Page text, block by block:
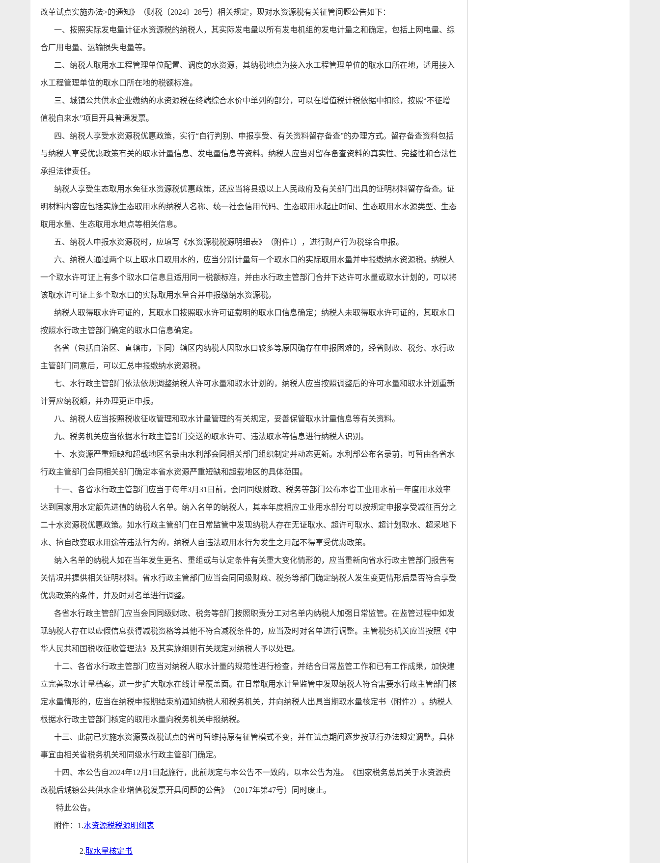
改革试点实施办法>的通知》（财税〔2024〕28号）相关规定，现对水资源税有关征管问题公告如下：
一、按照实际发电量计征水资源税的纳税人，其实际发电量以所有发电机组的发电计量之和确定，包括上网电量、综
合厂用电量、运输损失电量等。
二、纳税人取用水工程管理单位配置、调度的水资源，其纳税地点为接入水工程管理单位的取水口所在地，适用接入
水工程管理单位的取水口所在地的税额标准。
三、城镇公共供水企业缴纳的水资源税在终端综合水价中单列的部分，可以在增值税计税依据中扣除，按照“不征增
值税自来水”项目开具普通发票。
四、纳税人享受水资源税优惠政策，实行“自行判别、申报享受、有关资料留存备查”的办理方式。留存备查资料包括
与纳税人享受优惠政策有关的取水计量信息、发电量信息等资料。纳税人应当对留存备查资料的真实性、完整性和合法性
承担法律责任。
纳税人享受生态取用水免征水资源税优惠政策，还应当将县级以上人民政府及有关部门出具的证明材料留存备查。证
明材料内容应包括实施生态取用水的纳税人名称、统一社会信用代码、生态取用水起止时间、生态取用水水源类型、生态
取用水量、生态取用水地点等相关信息。
五、纳税人申报水资源税时，应填写《水资源税税源明细表》（附件1），进行财产行为税综合申报。
六、纳税人通过两个以上取水口取用水的，应当分别计量每一个取水口的实际取用水量并申报缴纳水资源税。纳税人
一个取水许可证上有多个取水口信息且适用同一税额标准，并由水行政主管部门合并下达许可水量或取水计划的，可以将
该取水许可证上多个取水口的实际取用水量合并申报缴纳水资源税。
纳税人取得取水许可证的，其取水口按照取水许可证载明的取水口信息确定；纳税人未取得取水许可证的，其取水口
按照水行政主管部门确定的取水口信息确定。
各省（包括自治区、直辖市，下同）辖区内纳税人因取水口较多等原因确存在申报困难的，经省财政、税务、水行政
主管部门同意后，可以汇总申报缴纳水资源税。
七、水行政主管部门依法依规调整纳税人许可水量和取水计划的，纳税人应当按照调整后的许可水量和取水计划重新
计算应纳税额，并办理更正申报。
八、纳税人应当按照税收征收管理和取水计量管理的有关规定，妥善保管取水计量信息等有关资料。
九、税务机关应当依据水行政主管部门交送的取水许可、违法取水等信息进行纳税人识别。
十、水资源严重短缺和超载地区名录由水利部会同相关部门组织制定并动态更新。水利部公布名录前，可暂由各省水
行政主管部门会同相关部门确定本省水资源严重短缺和超载地区的具体范围。
十一、各省水行政主管部门应当于每年3月31日前，会同同级财政、税务等部门公布本省工业用水前一年度用水效率
达到国家用水定额先进值的纳税人名单。纳入名单的纳税人，其本年度相应工业用水部分可以按规定申报享受减征百分之
二十水资源税优惠政策。如水行政主管部门在日常监管中发现纳税人存在无证取水、超许可取水、超计划取水、超采地下
水、擅自改变取水用途等违法行为的，纳税人自违法取用水行为发生之月起不得享受优惠政策。
纳入名单的纳税人如在当年发生更名、重组或与认定条件有关重大变化情形的，应当重新向省水行政主管部门报告有
关情况并提供相关证明材料。省水行政主管部门应当会同同级财政、税务等部门确定纳税人发生变更情形后是否符合享受
优惠政策的条件，并及时对名单进行调整。
各省水行政主管部门应当会同同级财政、税务等部门按照职责分工对名单内纳税人加强日常监管。在监管过程中如发
现纳税人存在以虚假信息获得减税资格等其他不符合减税条件的，应当及时对名单进行调整。主管税务机关应当按照《中
华人民共和国税收征收管理法》及其实施细则有关规定对纳税人予以处理。
十二、各省水行政主管部门应当对纳税人取水计量的规范性进行检查，并结合日常监管工作和已有工作成果，加快建
立完善取水计量档案，进一步扩大取水在线计量覆盖面。在日常取用水计量监管中发现纳税人符合需要水行政主管部门核
定水量情形的，应当在纳税申报期结束前通知纳税人和税务机关，并向纳税人出具当期取水量核定书（附件2）。纳税人
根据水行政主管部门核定的取用水量向税务机关申报纳税。
十三、此前已实施水资源费改税试点的省可暂维持原有征管模式不变，并在试点期间逐步按现行办法规定调整。具体
事宜由相关省税务机关和同级水行政主管部门确定。
十四、本公告自2024年12月1日起施行，此前规定与本公告不一致的，以本公告为准。《国家税务总局关于水资源费
改税后城镇公共供水企业增值税发票开具问题的公告》（2017年第47号）同时废止。
特此公告。
附件：1.水资源税税源明细表
2.取水量核定书